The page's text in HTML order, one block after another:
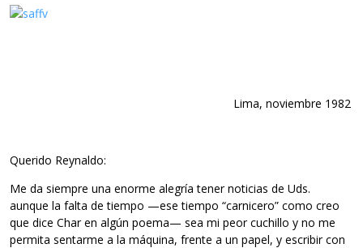
Lima, noviembre 1982
Querido Reynaldo:
Me da siempre una enorme alegría tener noticias de Uds.
aunque la falta de tiempo —ese tiempo “carnicero” como creo
que dice Char en algún poema— sea mi peor cuchillo y no me
permita sentarme a la máquina, frente a un papel, y escribir con